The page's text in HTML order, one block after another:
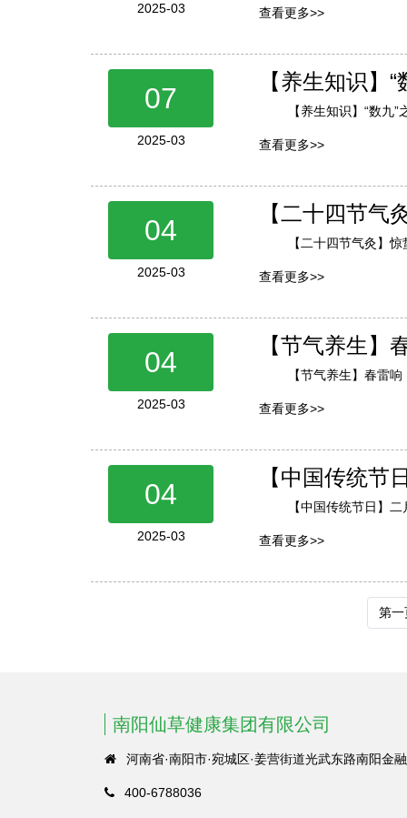
2025-03 查看更多>>
07
2025-03
【养生知识】
【养生知识】“数九
查看更多>>
04
2025-03
【二十四节气
【二十四节气灸】
查看更多>>
04
2025-03
【节气养生】
【节气养生】春雷
查看更多>>
04
2025-03
【中国传统节
【中国传统节日】
查看更多>>
第一
南阳仙草健康集团有限公司
河南省·南阳市·宛城区·姜营街道光武东路南阳金
400-6788036